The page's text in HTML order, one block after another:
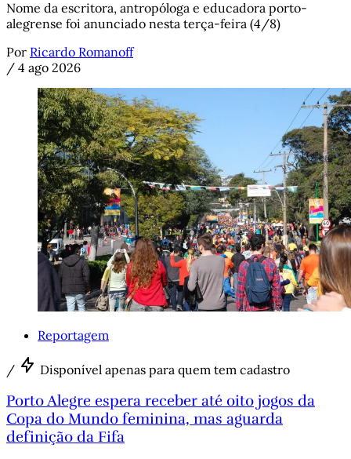
Nome da escritora, antropóloga e educadora porto-
alegrense foi anunciado nesta terça-feira (4/8)
Por Ricardo Romanoff
/ 4 ago 2026
Reportagem
/ Disponível apenas para quem tem cadastro
Porto Alegre espera receber até oito jogos da
Copa do Mundo feminina, mas aguarda
definição da Fifa